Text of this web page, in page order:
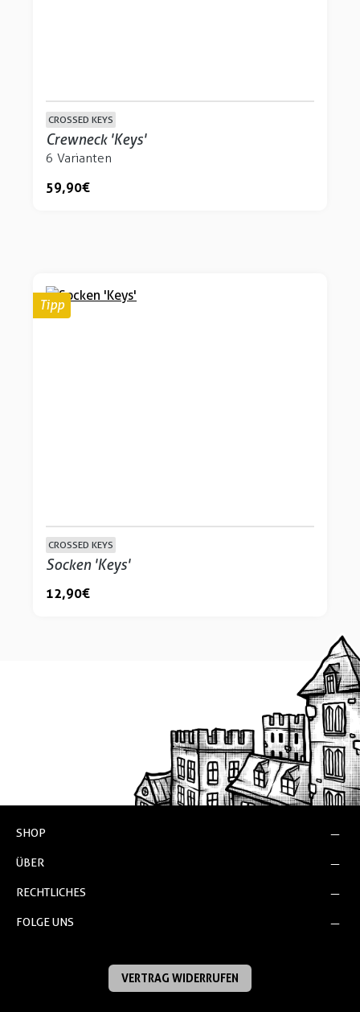
CROSSED KEYS
Crewneck 'Keys'
6 Varianten
59,90 €
Tipp
CROSSED KEYS
Socken 'Keys'
12,90 €
SHOP
ÜBER
RECHTLICHES
FOLGE UNS
VERTRAG WIDERRUFEN